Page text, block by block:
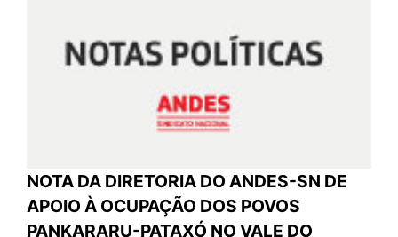
NOTA DA DIRETORIA DO ANDES-SN DE
APOIO À OCUPAÇÃO DOS POVOS
PANKARARU-PATAXÓ NO VALE DO